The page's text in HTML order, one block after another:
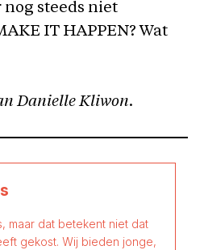
nog steeds niet
IT HAPPEN? Wat
Danielle Kliwon.
maar dat betekent niet dat
gekost. Wij bieden jonge,